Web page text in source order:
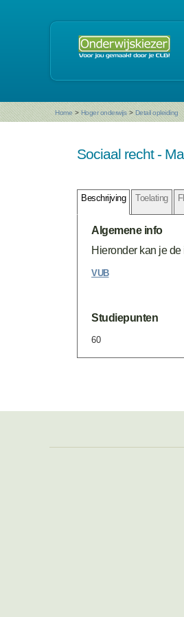
Home > Hoger onderwijs > Detail opleiding
Sociaal recht -
Beschrijving Toelating
Algemene info
Hieronder kan je
VUB
Studiepunten
60